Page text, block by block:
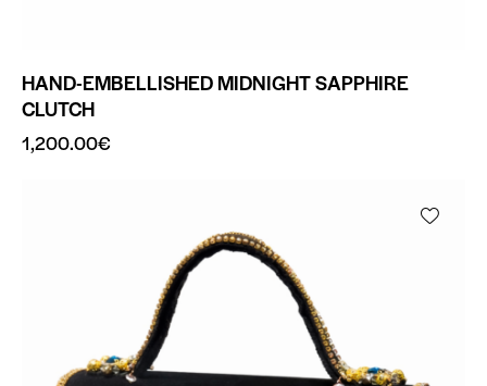
HAND-EMBELLISHED MIDNIGHT SAPPHIRE
CLUTCH
1,200.00€